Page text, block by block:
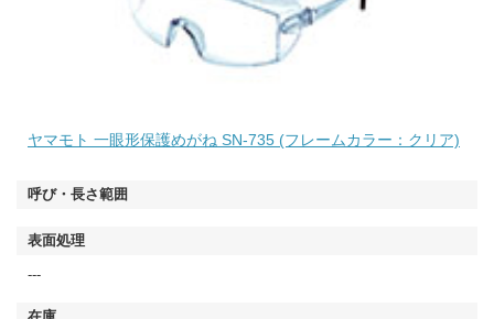
ヤマモト 一眼形保護めがね SN-735 (フレームカラー：クリア)
---